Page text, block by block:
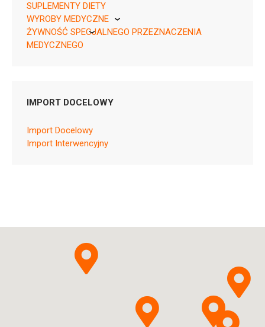
05903060630246 ¦ Rp ¦ 160286
84 kaps.
05903060630239 ¦ Rp ¦ 160287
C09BA05
Ramiprilum +
Zakłady
Pierre Fabre
SUPLEMENTY DIETY
WYROBY MEDYCZNE
KikGel
ŻYWNOŚĆ SPECJALNEGO PRZEZNACZENIA
MEDYCZNEGO
IMPORT DOCELOWY
Import Docelowy
Import Interwencyjny